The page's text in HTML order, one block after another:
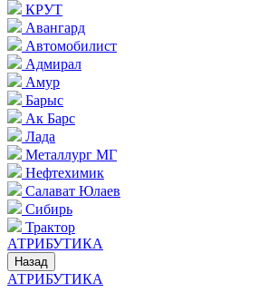
КРУТ
Авангард
Автомобилист
Адмирал
Амур
Барыс
Ак Барс
Лада
Металлург МГ
Нефтехимик
Салават Юлаев
Сибирь
Трактор
АТРИБУТИКА
Назад
АТРИБУТИКА